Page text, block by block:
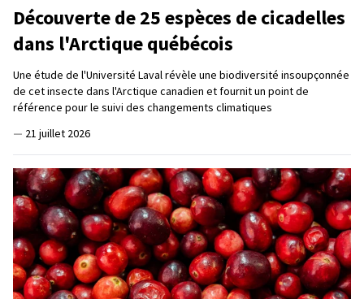
Découverte de 25 espèces de cicadelles
dans l'Arctique québécois
Une étude de l'Université Laval révèle une biodiversité insoupçonnée
de cet insecte dans l'Arctique canadien et fournit un point de
référence pour le suivi des changements climatiques
— 21 juillet 2026